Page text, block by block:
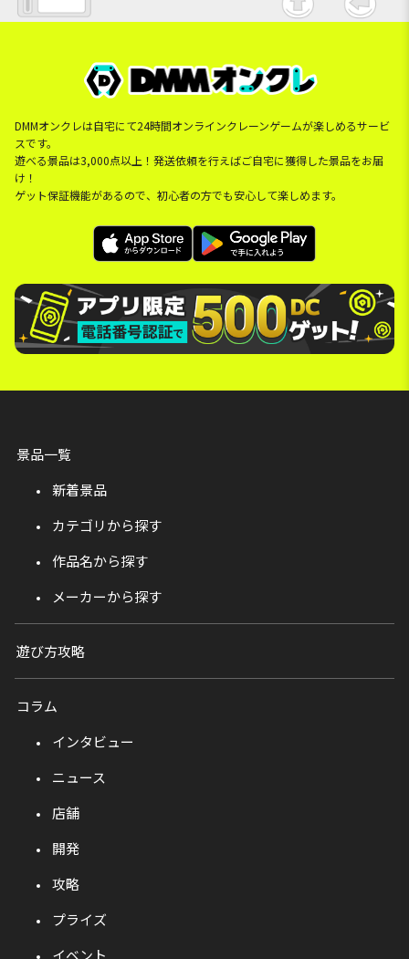
DMMオンクレは自宅にて24時間オンラインクレーンゲームが楽しめるサービ
スです。
遊べる景品は3,000点以上！発送依頼を行えばご自宅に獲得した景品をお届
け！
ゲット保証機能があるので、初心者の方でも安心して楽しめます。
景品一覧
新着景品
カテゴリから探す
作品名から探す
メーカーから探す
遊び方攻略
コラム
インタビュー
ニュース
店舗
開発
攻略
プライズ